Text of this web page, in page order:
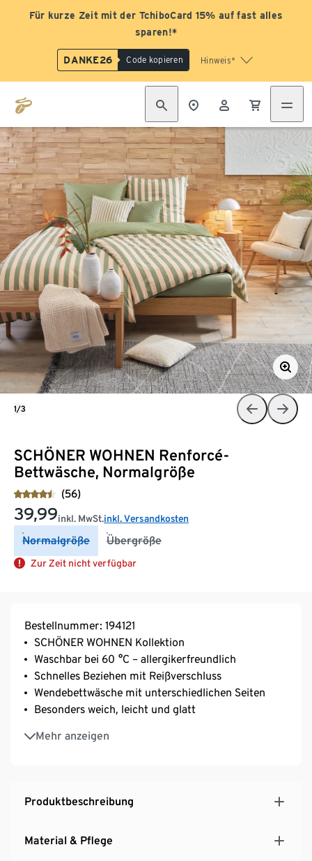
Für kurze Zeit mit der TchiboCard 15% auf fast alles
sparen!*
DANKE26 Code kopieren Hinweis*
SCHÖNER WOHNEN Renforcé-
Bettwäsche, Normalgröße
(56)
39,99inkl. MwSt.inkl. Versandkosten
Normalgröße Übergröße
Zur Zeit nicht verfügbar
1/3
Bestellnummer: 194121
SCHÖNER WOHNEN Kollektion
Waschbar bei 60 °C – allergikerfreundlich
Schnelles Beziehen mit Reißverschluss
Wendebettwäsche mit unterschiedlichen Seiten
Besonders weich, leicht und glatt
Mehr anzeigen
Strapazierfähig durch dicht gewebte Fasern
Temperaturausgleichend und saugfähig
Produktbeschreibung
Material & Pflege